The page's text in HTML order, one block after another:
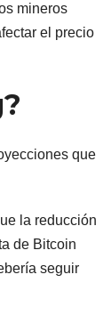
mineros
el precio
que
la reducción
de Bitcoin
seguir